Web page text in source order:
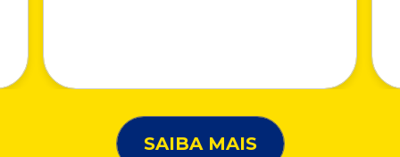
SAIBA MAIS